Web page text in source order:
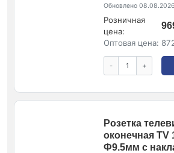
Обновлено 08.08.2026
Розничная
цена:
Оптовая цена:
- +
Розетка
оконечная TV
Ф9.5мм с